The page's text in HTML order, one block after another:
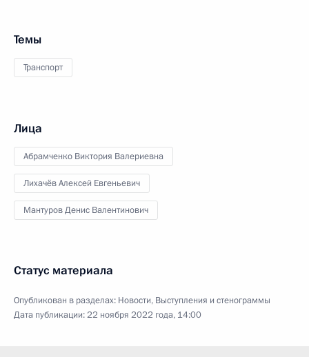
Темы
Транспорт
Лица
Абрамченко Виктория Валериевна
Лихачёв Алексей Евгеньевич
Мантуров Денис Валентинович
Статус материала
Опубликован в разделах: Новости, Выступления и стенограммы
Дата публикации:22 ноября 2022 года, 14:00